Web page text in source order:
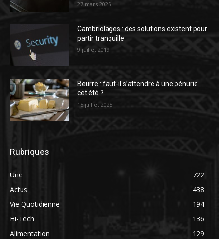
27 mars 2025
Cambriolages : des solutions existent pour
partir tranquille
9 juillet 2019
Beurre : faut-il s’attendre à une pénurie
cet été ?
15 juillet 2025
Rubriques
Une
722
Actus
438
Vie Quotidienne
194
Hi-Tech
136
Alimentation
129